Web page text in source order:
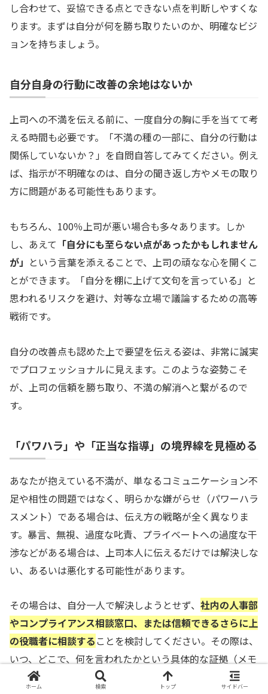
し合わせて、妥協できる点とできない点を判断しやすくな
ります。まずは自分が何を勝ち取りたいのか、明確なビジ
ョンを持ちましょう。
自分自身の行動に改善の余地はないか
上司への不満を伝える前に、一度自分の胸に手を当てて考
える時間も必要です。「不満の種の一部に、自分の行動は
関係していないか？」を自問自答してみてください。例え
ば、指示が不明確なのは、自分の聞き返し方やメモの取り
方に問題がある可能性もあります。
もちろん、100％上司が悪い場合も多々あります。しか
し、あえて 「自分にも至らない点があったかもしれません
が」 という言葉を添えることで、上司の頑なな心を開くこ
とができます。「自分を棚に上げて文句を言っている」と
思われるリスクを避け、対等な立場で議論するための高等
戦術です。
自分の改善点も認めた上で要望を伝える姿は、非常に誠実
でプロフェッショナルに見えます。このような姿勢こそ
が、上司の信頼を勝ち取り、不満の解消へと繋がるので
す。
「パワハラ」や「正当な指導」の境界線を見極める
あなたが抱えている不満が、単なるコミュニケーション不
足や相性の問題ではなく、明らかな嫌がらせ（パワーハラ
スメント）である場合は、伝え方の戦略が全く異なりま
す。暴言、無視、過度な叱責、プライベートへの過度な干
渉などがある場合は、上司本人に伝えるだけでは解決しな
い、あるいは悪化する可能性があります。
その場合は、自分一人で解決しようとせず、 社内の人事部
やコンプライアンス相談窓口、または信頼できるさらに上
の役職者に相談する ことを検討してください。その際は、
いつ、どこで、何を言われたかという具体的な証拠（メモ
や録音、メールの履歴）を揃えておくことが不可欠です。
ホーム 検索 トップ サイドバー